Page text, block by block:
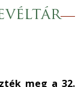
meg a 32.